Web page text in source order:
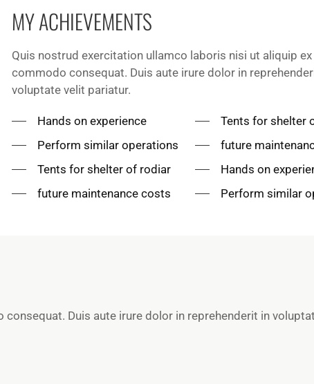
MY ACHIEVEMENTS
Quis nostrud exercitation ullamco laboris nisi ut aliquip ex
commodo consequat. Duis aute irure dolor in
voluptate velit pariatur.
Hands on experience
Perform similar operations
Tents for shelter of rodiar
future maintenance costs
Tents for shelter
future
Hands on
Perform similar
Duis aute irure dolor in reprehenderit in